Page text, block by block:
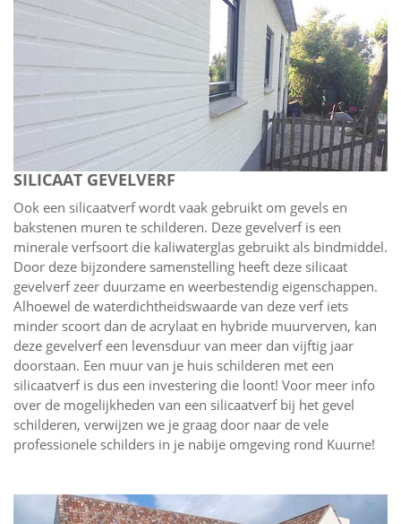
SILICAAT GEVELVERF
Ook een silicaatverf wordt vaak gebruikt om gevels en
bakstenen muren te schilderen. Deze gevelverf is een
minerale verfsoort die kaliwaterglas gebruikt als bindmiddel.
Door deze bijzondere samenstelling heeft deze silicaat
gevelverf zeer duurzame en weerbestendig eigenschappen.
Alhoewel de waterdichtheidswaarde van deze verf iets
minder scoort dan de acrylaat en hybride muurverven, kan
deze gevelverf een levensduur van meer dan vijftig jaar
doorstaan. Een muur van je huis schilderen met een
silicaatverf is dus een investering die loont! Voor meer info
over de mogelijkheden van een silicaatverf bij het gevel
schilderen, verwijzen we je graag door naar de vele
professionele schilders in je nabije omgeving rond Kuurne!